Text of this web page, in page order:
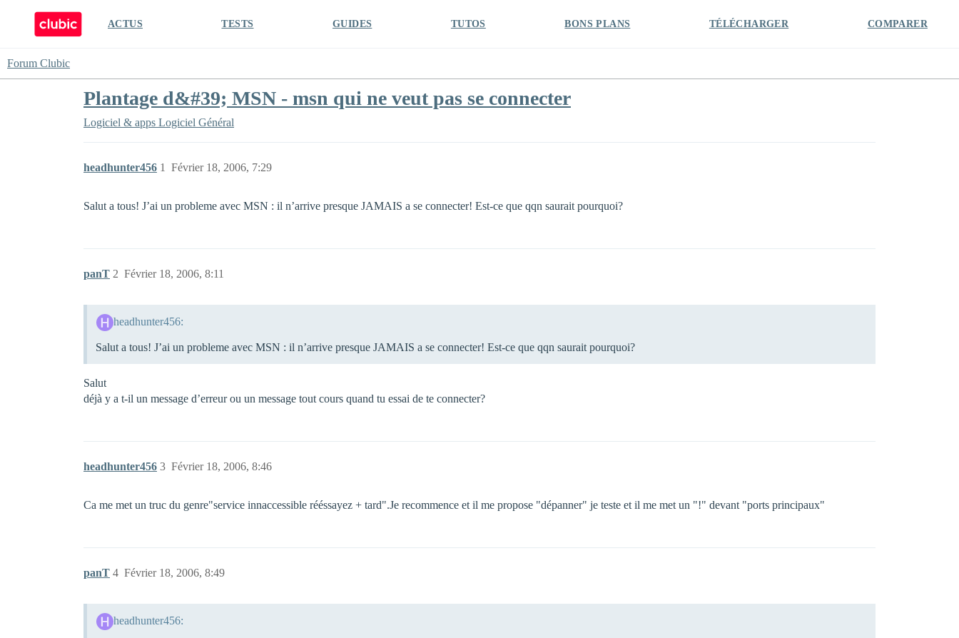
ACTUS TESTS GUIDES TUTOS BONS PLANS TÉLÉCHARGER COMPARER
Forum Clubic
Plantage d&#39; MSN - msn qui ne veut pas se connecter
Logiciel & apps Logiciel Général
headhunter456 Février 18, 2006, 7:29
1
Salut a tous! J’ai un probleme avec MSN : il n’arrive presque JAMAIS a se connecter! Est-ce que qqn saurait pourquoi?
panT Février 18, 2006, 8:11
2
headhunter456:
Salut a tous! J’ai un probleme avec MSN : il n’arrive presque JAMAIS a se connecter! Est-ce que qqn saurait pourquoi?
Salut
déjà y a t-il un message d’erreur ou un message tout cours quand tu essai de te connecter?
headhunter456 Février 18, 2006, 8:46
3
Ca me met un truc du genre"service innaccessible rééssayez + tard".Je recommence et il me propose "dépanner" je teste et il me met un "!" devant "ports principaux"
panT Février 18, 2006, 8:49
4
headhunter456: